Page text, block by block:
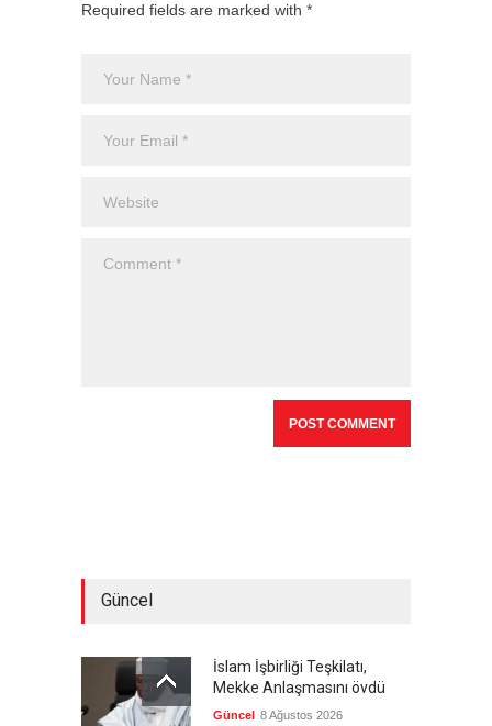
Required fields are marked with *
Güncel
İslam İşbirliği Teşkilatı,
Mekke Anlaşmasını övdü
Güncel 8 Ağustos 2026